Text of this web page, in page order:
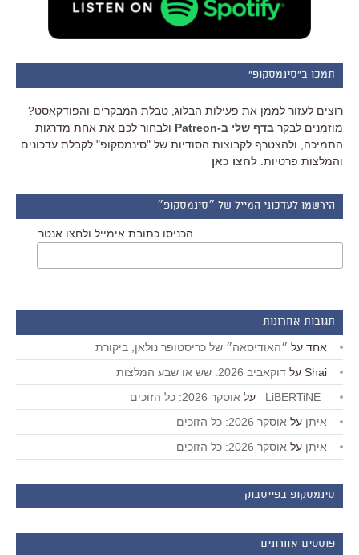
תמכו ב"סינמסקופ"
רוצים לעזור לממן את פעילות הבלוג, טבלת המבקרים והפודקאסט?
מוזמנים לבקר בדף שלי ב-Patreon
ולבחור לכם את אחת מדרגות
התמיכה, ולהצטרף לקבוצות הסודיות של "סינמסקופ" לקבלת עדכונים
והמלצות פרטיות. לחצו כאן
הירשמו לעדכוני המייל של ״סינמסקופ״
הכניסו כתובת אימייל ולחצו אנטר
תגובות אחרונות
אחד על ״האודיסאה״ של כריסטופר נולאן, ביקורת
Shai על דוקאביב 2026: שש או שבע המלצות
על אוסקר 2026: כל הזוכים
איתן על אוסקר 2026: כל הזוכים
איתן על אוסקר 2026: כל הזוכים
סינמסקופ בפייסבוק
פוסטים אחרונים